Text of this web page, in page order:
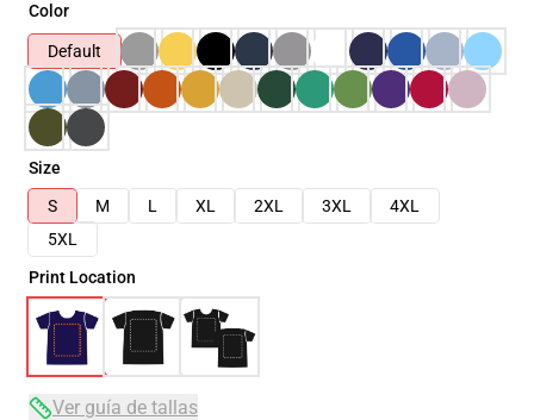
Color
Default
Size
S
M L XL 2XL 3XL
4XL
5XL
Print Location
Ver guía de tallas